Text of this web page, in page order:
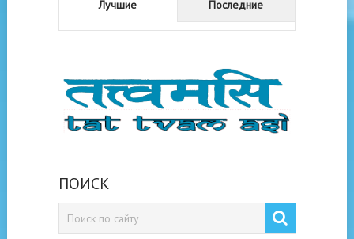
Лучшие Последние
ПОИСК